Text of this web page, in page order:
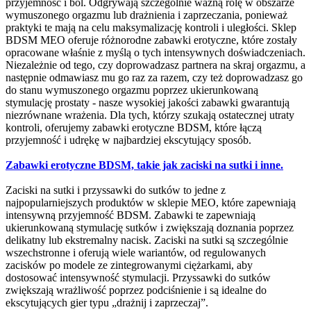
przyjemność i ból. Odgrywają szczególnie ważną rolę w obszarze
wymuszonego orgazmu lub drażnienia i zaprzeczania, ponieważ
praktyki te mają na celu maksymalizację kontroli i uległości. Sklep
BDSM MEO oferuje różnorodne zabawki erotyczne, które zostały
opracowane właśnie z myślą o tych intensywnych doświadczeniach.
Niezależnie od tego, czy doprowadzasz partnera na skraj orgazmu, a
następnie odmawiasz mu go raz za razem, czy też doprowadzasz go
do stanu wymuszonego orgazmu poprzez ukierunkowaną
stymulację prostaty - nasze wysokiej jakości zabawki gwarantują
niezrównane wrażenia. Dla tych, którzy szukają ostatecznej utraty
kontroli, oferujemy zabawki erotyczne BDSM, które łączą
przyjemność i udrękę w najbardziej ekscytujący sposób.
Zabawki erotyczne BDSM, takie jak zaciski na sutki i inne.
Zaciski na sutki i przyssawki do sutków to jedne z
najpopularniejszych produktów w sklepie MEO, które zapewniają
intensywną przyjemność BDSM. Zabawki te zapewniają
ukierunkowaną stymulację sutków i zwiększają doznania poprzez
delikatny lub ekstremalny nacisk. Zaciski na sutki są szczególnie
wszechstronne i oferują wiele wariantów, od regulowanych
zacisków po modele ze zintegrowanymi ciężarkami, aby
dostosować intensywność stymulacji. Przyssawki do sutków
zwiększają wrażliwość poprzez podciśnienie i są idealne do
ekscytujących gier typu „drażnij i zaprzeczaj”.